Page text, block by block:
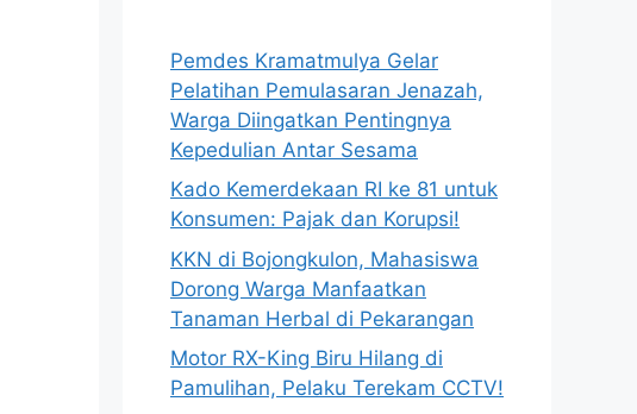
Pemdes Kramatmulya Gelar
Pelatihan Pemulasaran Jenazah,
Warga Diingatkan Pentingnya
Kepedulian Antar Sesama
Kado Kemerdekaan RI ke 81 untuk
Konsumen: Pajak dan Korupsi!
KKN di Bojongkulon, Mahasiswa
Dorong Warga Manfaatkan
Tanaman Herbal di Pekarangan
Motor RX-King Biru Hilang di
Pamulihan, Pelaku Terekam CCTV!